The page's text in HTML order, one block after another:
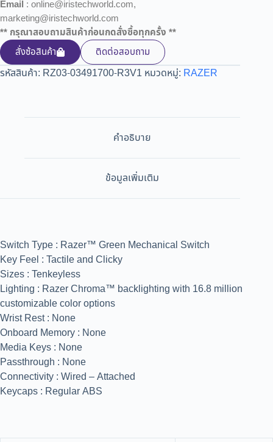
Email : online@iristechworld.com,
marketing@iristechworld.com
** กรุณาสอบถามสินค้าก่อนกดสั่งซื้อทุกครั้ง **
สั่งซ้อสินค้า
ติดต่อสอบถาม
รหัสสินค้า: RZ03-03491700-R3V1 หมวดหมู่: RAZER
คำอธิบาย
ข้อมูลเพิ่มเติม
Switch Type : Razer™ Green Mechanical Switch
Key Feel : Tactile and Clicky
Sizes : Tenkeyless
Lighting : Razer Chroma™ backlighting with 16.8 million
customizable color options
Wrist Rest : None
Onboard Memory : None
Media Keys : None
Passthrough : None
Connectivity : Wired – Attached
Keycaps : Regular ABS